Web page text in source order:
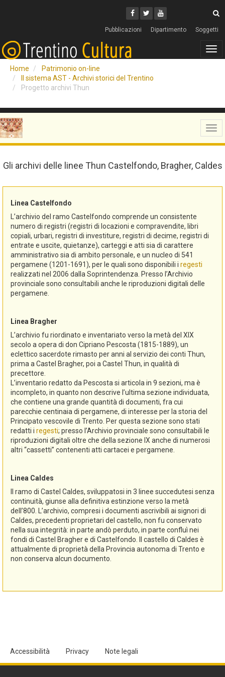
Facebook
Twitter
Youtube
Pubblicazioni Dipartimento Soggetti
Home
Patrimonio on-line
Il sistema AST - Archivi storici del Trentino
Progetto archivi Thun
Gli archivi delle linee Thun Castelfondo, Bragher, Caldes
Linea Castelfondo
L’archivio del ramo Castelfondo comprende un consistente
numero di registri (registri di locazioni e compravendite, libri
copiali, urbari, registri di investiture, registri di decime, registri di
entrate e uscite, quietanze), carteggi e atti sia di carattere
amministrativo sia di ambito personale, e un nucleo di 541
pergamene (1201-1691), per le quali sono disponibili i regesti
realizzati nel 2006 dalla Soprintendenza. Presso l’Archivio
provinciale sono consultabili anche le riproduzioni digitali delle
pergamene.
Linea Bragher
L’archivio fu riordinato e inventariato verso la metà del XIX
secolo a opera di don Cipriano Pescosta (1815-1889), un
eclettico sacerdote rimasto per anni al servizio dei conti Thun,
prima a Castel Bragher, poi a Castel Thun, in qualità di
precettore.
L’inventario redatto da Pescosta si articola in 9 sezioni, ma è
incompleto, in quanto non descrive l’ultima sezione individuata,
che contiene una grande quantità di documenti, fra cui
parecchie centinaia di pergamene, di interesse per la storia del
Principato vescovile di Trento. Per questa sezione sono stati
redatti i regesti; presso l’Archivio provinciale sono consultabili le
riproduzioni digitali oltre che della sezione IX anche di numerosi
altri “cassetti” contenenti atti cartacei e pergamene.
Linea Caldes
Il ramo di Castel Caldes, sviluppatosi in 3 linee succedutesi senza
continuità, giunse alla definitiva estinzione verso la metà
dell’800. L’archivio, compresi i documenti ascrivibili ai signori di
Caldes, precedenti proprietari del castello, non fu conservato
nella sua integrità: in parte andò perduto, in parte confluì nei
fondi di Castel Bragher e di Castelfondo. Il castello di Caldes è
attualmente di proprietà della Provincia autonoma di Trento e
non conserva alcun documento.
Accessibilità Privacy Note legali